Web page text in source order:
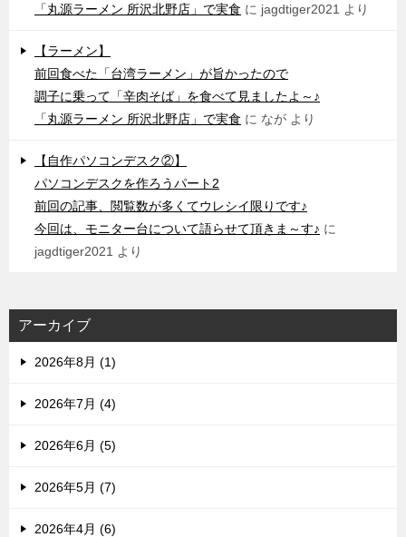
「丸源ラーメン 所沢北野店」で実食 に jagdtiger2021 より
【ラーメン】
前回食べた「台湾ラーメン」が旨かったので
調子に乗って「辛肉そば」を食べて見ましたよ～♪
「丸源ラーメン 所沢北野店」で実食 に なが より
【自作パソコンデスク②】
パソコンデスクを作ろうパート2
前回の記事、閲覧数が多くてウレシイ限りです♪
今回は、モニター台について語らせて頂きま～す♪ に
jagdtiger2021 より
アーカイブ
2026年8月 (1)
2026年7月 (4)
2026年6月 (5)
2026年5月 (7)
2026年4月 (6)